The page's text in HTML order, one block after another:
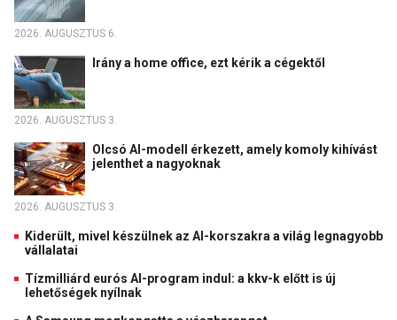
2026. AUGUSZTUS 6.
Irány a home office, ezt kérik a cégektől
2026. AUGUSZTUS 3.
Olcsó AI-modell érkezett, amely komoly kihívást
jelenthet a nagyoknak
2026. AUGUSZTUS 3.
Kiderült, mivel készülnek az AI-korszakra a világ legnagyobb
vállalatai
Tízmilliárd eurós AI-program indul: a kkv-k előtt is új
lehetőségek nyílnak